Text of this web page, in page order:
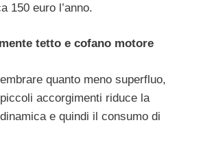
150 euro l’anno.
tetto e cofano motore
quanto meno superfluo,
accorgimenti riduce la
e quindi il consumo di